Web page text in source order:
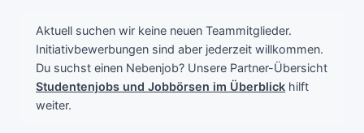
Aktuell suchen wir keine neuen Teammitglieder.
Initiativbewerbungen sind aber jederzeit willkommen.
Du suchst einen Nebenjob? Unsere Partner-Übersicht
Studentenjobs und Jobbörsen im Überblick hilft
weiter.